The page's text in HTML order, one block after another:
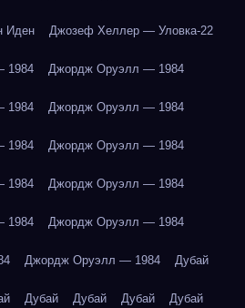
Иден Джозеф Хеллер — Уловка-22
1984 Джордж Оруэлл — 1984
1984 Джордж Оруэлл — 1984
1984 Джордж Оруэлл — 1984
1984 Джордж Оруэлл — 1984
1984 Джордж Оруэлл — 1984
Джордж Оруэлл — 1984 Дубай
Дубай Дубай Дубай Дубай